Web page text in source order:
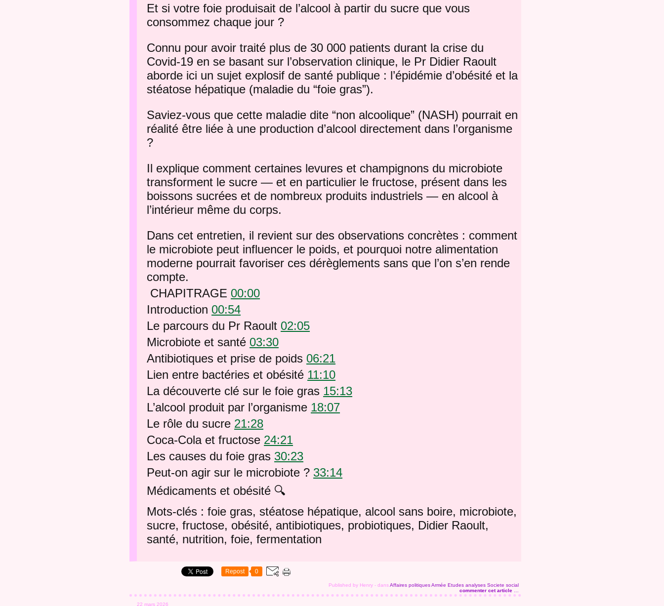
Et si votre foie produisait de l’alcool à partir du sucre que vous
consommez chaque jour ?
Connu pour avoir traité plus de 30 000 patients durant la crise du
Covid-19 en se basant sur l’observation clinique, le Pr Didier Raoult
aborde ici un sujet explosif de santé publique : l’épidémie d’obésité et la
stéatose hépatique (maladie du “foie gras”).
Saviez-vous que cette maladie dite “non alcoolique” (NASH) pourrait en
réalité être liée à une production d’alcool directement dans l’organisme
?
Il explique comment certaines levures et champignons du microbiote
transforment le sucre — et en particulier le fructose, présent dans les
boissons sucrées et de nombreux produits industriels — en alcool à
l’intérieur même du corps.
Dans cet entretien, il revient sur des observations concrètes : comment
le microbiote peut influencer le poids, et pourquoi notre alimentation
moderne pourrait favoriser ces dérèglements sans que l’on s’en rende
compte.
CHAPITRAGE 00:00
Introduction 00:54
Le parcours du Pr Raoult 02:05
Microbiote et santé 03:30
Antibiotiques et prise de poids 06:21
Lien entre bactéries et obésité 11:10
La découverte clé sur le foie gras 15:13
L’alcool produit par l’organisme 18:07
Le rôle du sucre 21:28
Coca-Cola et fructose 24:21
Les causes du foie gras 30:23
Peut-on agir sur le microbiote ? 33:14
Médicaments et obésité 🔍
Mots-clés : foie gras, stéatose hépatique, alcool sans boire, microbiote,
sucre, fructose, obésité, antibiotiques, probiotiques, Didier Raoult,
santé, nutrition, foie, fermentation
Repost 0
Published by Henry - dansAffaires politiquesArmée Etudes analyses Societe social
commenter cet article
22 mars 2026